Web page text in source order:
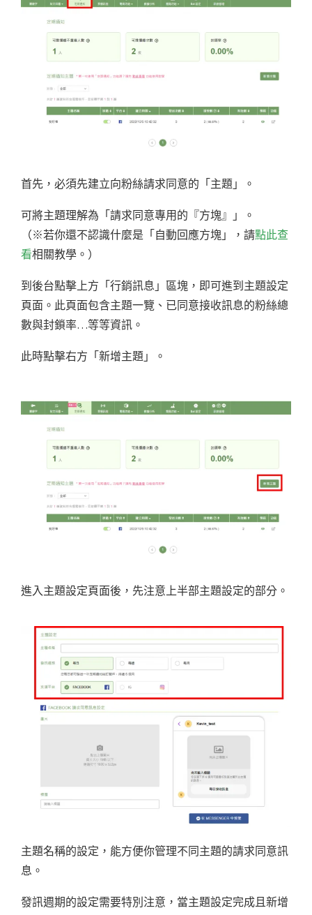
首先，必須先建立向粉絲請求同意的「主題」。
可將主題理解為「請求同意專用的『方塊』」。
（※若你還不認識什麼是「自動回應方塊」，請點此查
看相關教學。）
到後台點擊上方「行銷訊息」區塊，即可進到主題設定
頁面。此頁面包含主題一覽、已同意接收訊息的粉絲總
數與封鎖率…等等資訊。
此時點擊右方「新增主題」。
進入主題設定頁面後，先注意上半部主題設定的部分。
主題名稱的設定，能方便你管理不同主題的請求同意訊
息。
發訊週期的設定需要特別注意，當主題設定完成且新增